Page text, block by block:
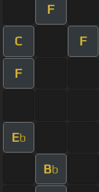
F
C F
F
Eb
Bb